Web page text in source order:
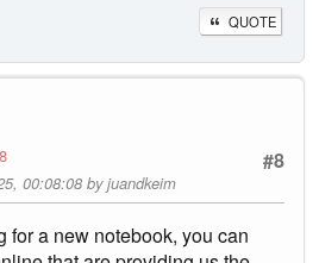
QUOTE
#8
00:08:08 by juandkeim
for a new notebook, you can